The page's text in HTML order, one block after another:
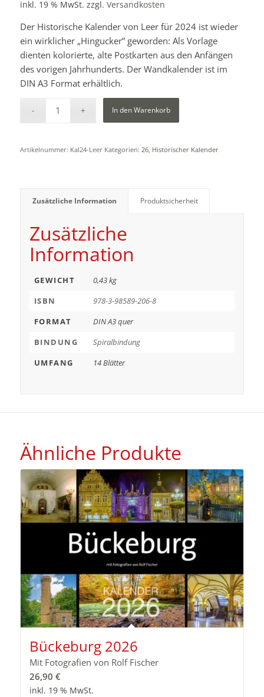
inkl. 19 % MwSt. zzgl. Versandkosten
Der Historische Kalender von Leer für 2024 ist wieder
ein wirklicher „Hingucker” geworden: Als Vorlage
dienten kolorierte, alte Postkarten aus den Anfängen
des vorigen Jahrhunderts. Der Wandkalender ist im
DIN A3 Format erhältlich.
In den Warenkorb
Artikelnummer: Kal24-Leer Kategorien: 26, Historischer Kalender
Zusätzliche Information Produktsicherheit
Zusätzliche
Information
GEWICHT
0,43 kg
ISBN
978-3-98589-206-8
FORMAT
DIN A3 quer
BINDUNG
Spiralbindung
UMFANG
14 Blätter
Ähnliche Produkte
Bückeburg 2026
Mit Fotografien von Rolf Fischer
26,90 €
inkl. 19 % MwSt.